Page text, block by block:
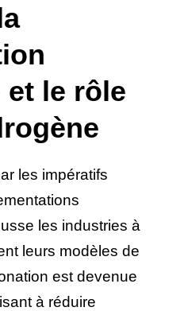
le rôle
les impératifs
les industries à
leurs modèles de
est devenue
à réduire